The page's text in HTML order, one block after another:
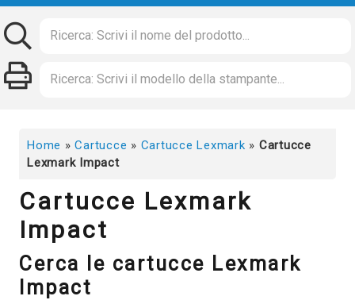
Home »Cartucce » Cartucce Lexmark » Cartucce
Lexmark Impact
Cartucce Lexmark
Impact
Cerca le cartucce Lexmark
Impact